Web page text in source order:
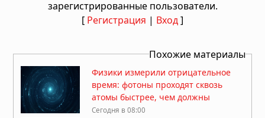
зарегистрированные пользователи.
[ Регистрация | Вход]
Похожие материалы
Физики измерили отрицательное
время: фотоны проходят сквозь
атомы быстрее, чем должны
Сегодня в 08:00